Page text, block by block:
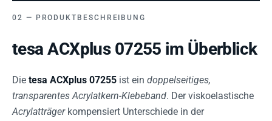
PRODUKTBESCHREIBUNG
tesa ACXplus 07255 im Überblick
Die tesa ACXplus 07255 ist ein doppelseitiges,
transparentes Acrylatkern-Klebeband. Der viskoelastische
Acrylatträgerkompensiert Unterschiede in der